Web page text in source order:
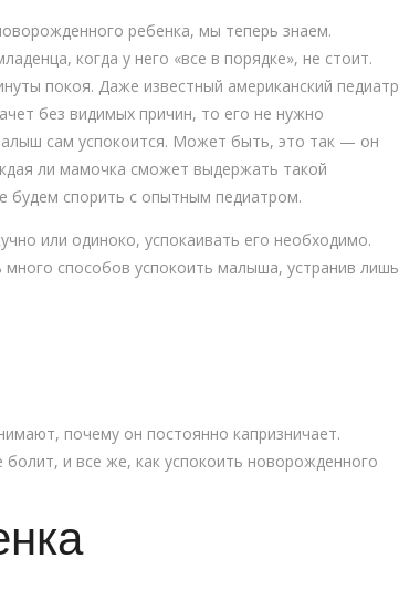
ребенка, мы теперь знаем.
когда у него «все в порядке», не стоит.
покоя. Даже известный американский педиатр
без видимых причин, то его не нужно
сам успокоится. Может быть, это так — он
ли мамочка сможет выдержать такой
будем спорить с опытным педиатром.
или одиноко, успокаивать его необходимо.
много способов успокоить малыша, устранив лишь
почему он постоянно капризничает.
и все же, как успокоить новорожденного